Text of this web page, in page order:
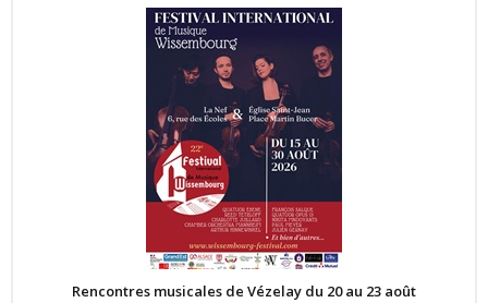
Rencontres musicales de Vézelay du 20 au 23 août